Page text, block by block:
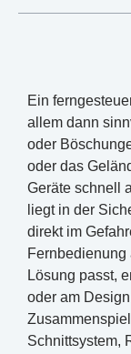
Ein
allem dann
oder
oder das
Geräte schnell
liegt in der
direkt im
Fernbedienung
Lösung passt,
oder am
Schnittsystem,